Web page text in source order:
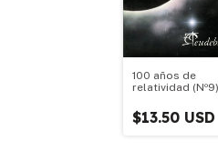
100 años de
relatividad (Nº9)
$13.50 USD